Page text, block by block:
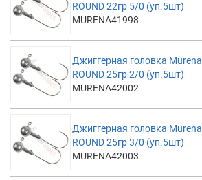
ROUND 22гр 5/0 (уп.5шт)
MURENA41998
Джиггерная головка Murena
ROUND 25гр 2/0 (уп.5шт)
MURENA42002
Джиггерная головка Murena
ROUND 25гр 3/0 (уп.5шт)
MURENA42003